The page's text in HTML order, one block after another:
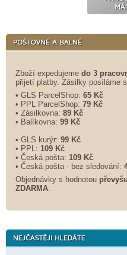
Zboží expedujeme do 3
přijetí platby. Zásilky posíláme
• GLS ParcelShop: 65 Kč
• PPL ParcelShop: 79 Kč
• Zásilkovna: 89 Kč
• Balíkovna: 99 Kč
• GLS kurýr: 99 Kč
• PPL: 109 Kč
• Česká pošta: 109 Kč
• Česká pošta - bez sledování:
Objednávky s hodnotou
ZDARMA